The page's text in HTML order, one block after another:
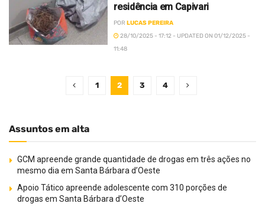
residência em Capivari
POR LUCAS PEREIRA
28/10/2025 - 17:12 - UPDATED ON 01/12/2025 -
11:48
1 2 3 4
Assuntos em alta
GCM apreende grande quantidade de drogas em três ações no
mesmo dia em Santa Bárbara d’Oeste
Apoio Tático apreende adolescente com 310 porções de
drogas em Santa Bárbara d’Oeste